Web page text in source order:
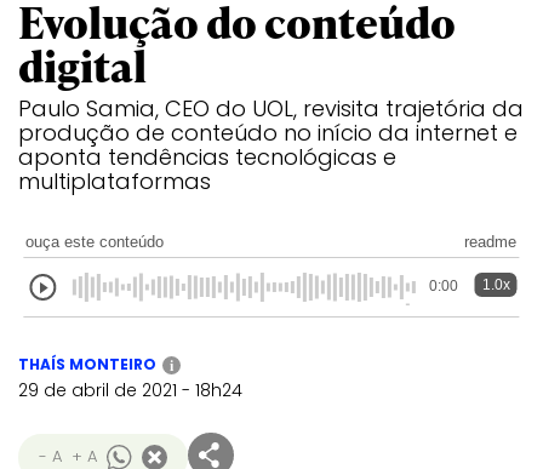
Evolução do conteúdo
digital
Paulo Samia, CEO do UOL, revisita trajetória da
produção de conteúdo no início da internet e
aponta tendências tecnológicas e
multiplataformas
ouça este conteúdo readme
0:00 1.0x
THAÍS MONTEIRO i
29 de abril de 2021 - 18h24
- A + A